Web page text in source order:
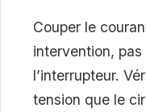
Couper le
intervention,
l’interrupteur.
tension que le